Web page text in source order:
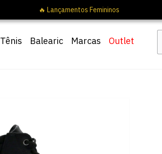
Tênis Balearic Marcas Outlet